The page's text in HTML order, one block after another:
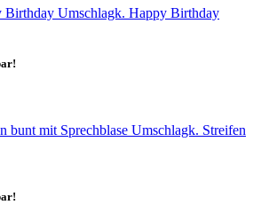
Umschlagk. Happy Birthday
Umschlagk. Streifen